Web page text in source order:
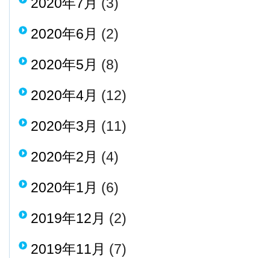
2020年7月 (3)
2020年6月 (2)
2020年5月 (8)
2020年4月 (12)
2020年3月 (11)
2020年2月 (4)
2020年1月 (6)
2019年12月 (2)
2019年11月 (7)